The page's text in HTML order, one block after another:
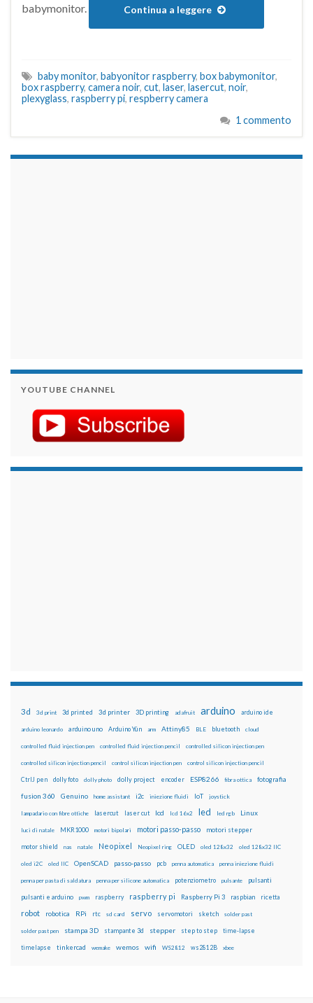
babymonitor.
Continua a leggere
baby monitor, babyonitor raspberry, box babymonitor,
box raspberry, camera noir, cut, laser, lasercut, noir,
plexyglass, raspberry pi, respberry camera
1 commento
YOUTUBE CHANNEL
3d 3d print 3d printed 3d printer 3D printing adafruit arduino arduino ide
arduino leonardo arduino uno Arduino Yún arm Attiny85 BLE bluetooth cloud
controlled fluid injection pen controlled fluid injection pencil controlled silicon injection pen
controlled silicon injection pencil control silicon injection pen control silicon injection pencil
CtrlJ pen dolly foto dolly photo dolly project encoder ESP8266 fibra ottica fotografia
fusion 360 Genuino home assistant i2c iniezione fluidi IoT joystick
lampadario con fibre ottiche lasercut laser cut lcd lcd 16x2 led led rgb Linux
luci di natale MKR1000 motori bipolari motori passo-passo motori stepper
motor shield nas natale Neopixel Neopixel ring OLED oled 128x32 oled 128x32 IIC
oled i2C oled IIC OpenSCAD passo-passo pcb penna automatica penna iniezione fluidi
penna per pasta di saldatura penna per silicone automatica potenziometro pulsante pulsanti
pulsanti e arduino pwm raspberry raspberry pi Raspberry Pi 3 raspbian ricetta
robot robotica RPi rtc sd card servo servomotori sketch solder past
solder past pen stampa 3D stampante 3d stepper step to step time-lapse
timelapse tinkercad wemake wemos wifi WS2812 ws2812B xbee